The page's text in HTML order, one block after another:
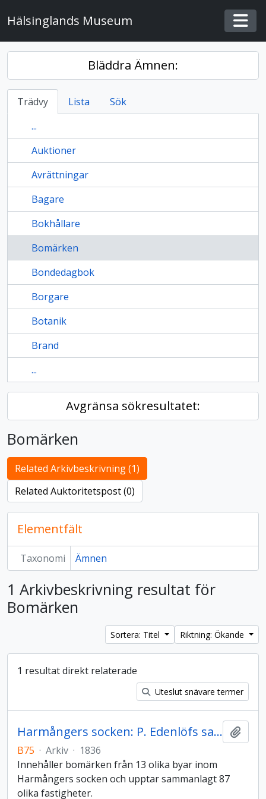
Hälsinglands Museum
Bläddra Ämnen:
Trädvy Lista
Sök
...
Auktioner
Avrättningar
Bagare
Bokhållare
Bomärken
Bondedagbok
Borgare
Botanik
Brand
...
Avgränsa sökresultatet:
Bomärken
Related Arkivbeskrivning (1)
Related Auktoritetspost (0)
Elementfält
Taxonomi Ämnen
1 Arkivbeskrivning resultat för
Bomärken
Sortera: Titel Riktning: Ökande
1 resultat direkt relaterade
Uteslut snävare termer
Harmångers socken: P. Edenlöfs samling
B75 · Arkiv · 1836
Innehåller bomärken från 13 olika byar inom
Harmångers socken och upptar sammanlagt 87
olika fastigheter.